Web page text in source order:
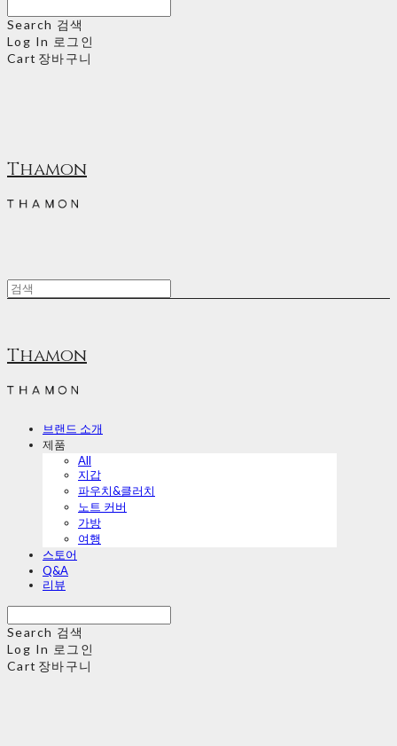
Search 검색
Log In 로그인
Cart 장바구니
Thamon
Thamon
브랜드 소개
제품
All
지갑
파우치&클러치
노트 커버
가방
여행
스토어
Q&A
리뷰
Search 검색
Log In 로그인
Cart 장바구니